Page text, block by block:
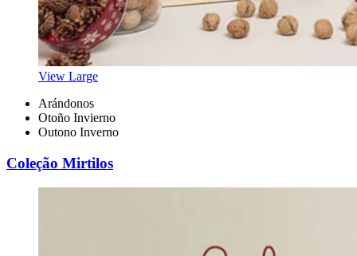
View Large
Arándonos
Otoño Invierno
Outono Inverno
Coleção Mirtilos